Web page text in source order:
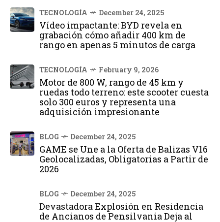
TECNOLOGÍA December 24, 2025
Vídeo impactante: BYD revela en
grabación cómo añadir 400 km de
rango en apenas 5 minutos de carga
TECNOLOGÍA February 9, 2026
Motor de 800 W, rango de 45 km y
ruedas todo terreno: este scooter cuesta
solo 300 euros y representa una
adquisición impresionante
BLOG December 24, 2025
GAME se Une a la Oferta de Balizas V16
Geolocalizadas, Obligatorias a Partir de
2026
BLOG December 24, 2025
Devastadora Explosión en Residencia
de Ancianos de Pensilvania Deja al